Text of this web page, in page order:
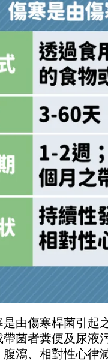
由傷寒桿菌引起
菌者糞便及尿液
瀉、相對性心律